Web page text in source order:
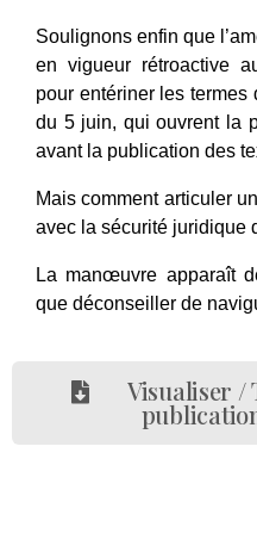
Soulignons enfin que
en vigueur rétroactive
pour entériner les termes
du 5 juin, qui ouvrent la
avant la publication des
Mais comment articuler
avec la sécurité juridique
La manœuvre apparaît
que déconseiller de
Visualiser /